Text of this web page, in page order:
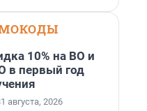
10% на ВО и
в первый год
августа, 2026